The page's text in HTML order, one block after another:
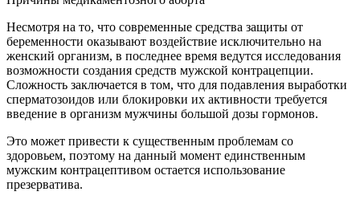
Несмотря на то, что современные средства защиты от
беременности оказывают воздействие исключительно на
женский организм, в последнее время ведутся исследования
возможности создания средств мужской контрацепции.
Сложность заключается в том, что для подавления выработки
сперматозоидов или блокировки их активности требуется
введение в организм мужчины большой дозы гормонов.
Это может привести к существенным проблемам со
здоровьем, поэтому на данный момент единственным
мужским контрацептивом остается использование
презерватива.